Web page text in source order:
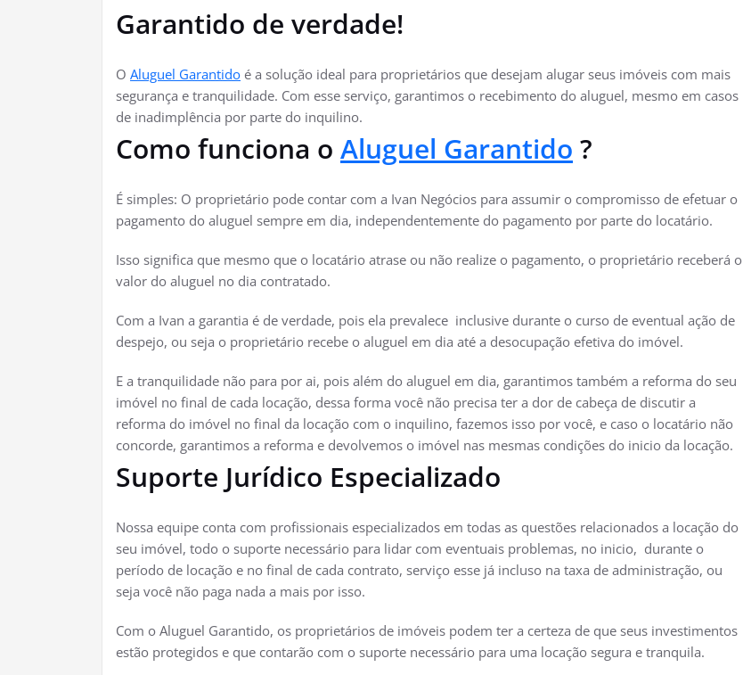
Garantido de verdade!
O Aluguel Garantido é a solução ideal para proprietários que desejam alugar seus imóveis com mais
segurança e tranquilidade. Com esse serviço, garantimos o recebimento do aluguel, mesmo em casos
de inadimplência por parte do inquilino.
Como funciona o Aluguel Garantido ?
É simples: O proprietário pode contar com a Ivan Negócios para assumir o compromisso de efetuar o
pagamento do aluguel sempre em dia, independentemente do pagamento por parte do locatário.
Isso significa que mesmo que o locatário atrase ou não realize o pagamento, o proprietário receberá o
valor do aluguel no dia contratado.
Com a Ivan a garantia é de verdade, pois ela prevalece inclusive durante o curso de eventual ação de
despejo, ou seja o proprietário recebe o aluguel em dia até a desocupação efetiva do imóvel.
E a tranquilidade não para por ai, pois além do aluguel em dia, garantimos também a reforma do seu
imóvel no final de cada locação, dessa forma você não precisa ter a dor de cabeça de discutir a
reforma do imóvel no final da locação com o inquilino, fazemos isso por você, e caso o locatário não
concorde, garantimos a reforma e devolvemos o imóvel nas mesmas condições do inicio da locação.
Suporte Jurídico Especializado
Nossa equipe conta com profissionais especializados em todas as questões relacionados a locação do
seu imóvel, todo o suporte necessário para lidar com eventuais problemas, no inicio, durante o
período de locação e no final de cada contrato, serviço esse já incluso na taxa de administração, ou
seja você não paga nada a mais por isso.
Com o Aluguel Garantido, os proprietários de imóveis podem ter a certeza de que seus investimentos
estão protegidos e que contarão com o suporte necessário para uma locação segura e tranquila.